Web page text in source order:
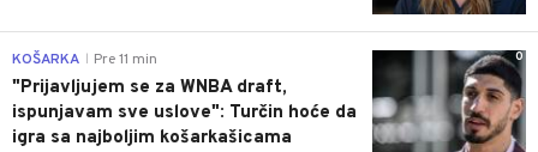
0
KOŠARKA Pre 11 min
"Prijavljujem se za WNBA draft,
ispunjavam sve uslove": Turčin hoće da
igra sa najboljim košarkašicama